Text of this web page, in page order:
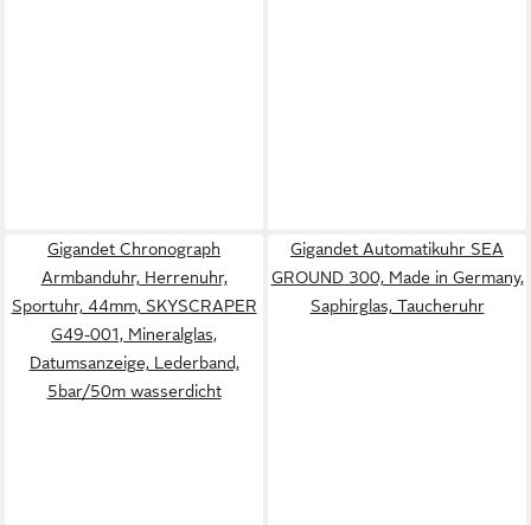
Gigandet Chronograph
Armbanduhr, Herrenuhr,
Sportuhr, 44mm, SKYSCRAPER
G49-001, Mineralglas,
Datumsanzeige, Lederband,
5bar/50m wasserdicht
Gigandet Automatikuhr SEA
GROUND 300, Made in Germany,
Saphirglas, Taucheruhr